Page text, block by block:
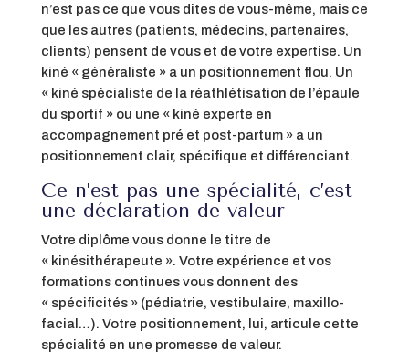
n’est pas ce que vous dites de vous-même, mais ce
que les autres (patients, médecins, partenaires,
clients) pensent de vous et de votre expertise. Un
kiné « généraliste » a un positionnement flou. Un
« kiné spécialiste de la réathlétisation de l’épaule
du sportif » ou une « kiné experte en
accompagnement pré et post-partum » a un
positionnement clair, spécifique et différenciant.
Ce n’est pas une spécialité, c’est
une déclaration de valeur
Votre diplôme vous donne le titre de
« kinésithérapeute ». Votre expérience et vos
formations continues vous donnent des
« spécificités » (pédiatrie, vestibulaire, maxillo-
facial…). Votre positionnement, lui, articule cette
spécialité en une promesse de valeur.